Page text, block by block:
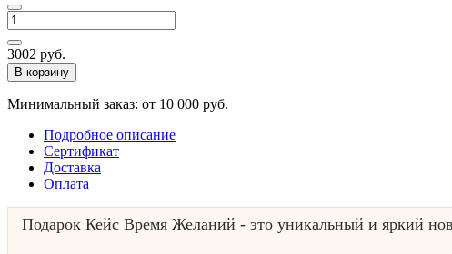
3002 руб.
В корзину
Минимальный заказ: от 10 000 руб.
Подробное описание
Сертификат
Доставка
Оплата
Подарок Кейс Время Желаний - это уникальный и яркий